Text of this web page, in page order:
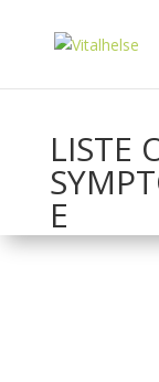
LISTE
E